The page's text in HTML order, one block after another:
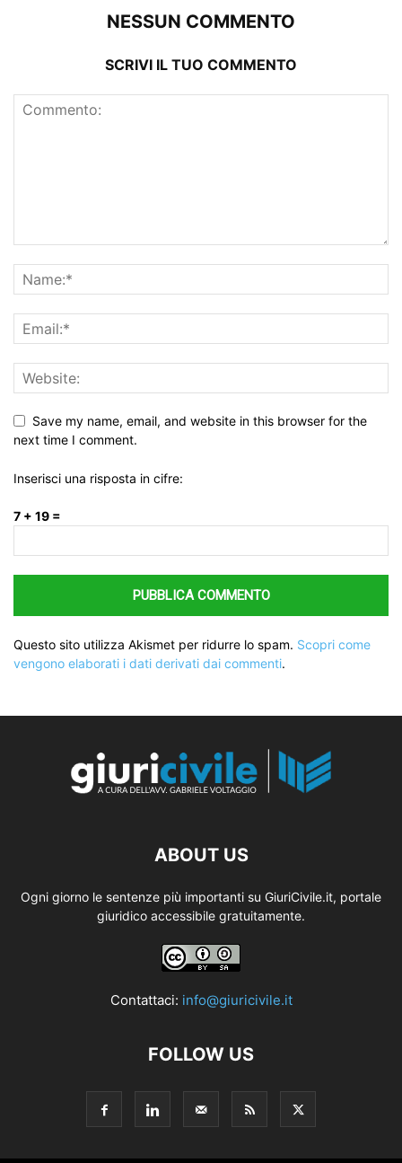
NESSUN COMMENTO
SCRIVI IL TUO COMMENTO
Save my name, email, and website in this browser for the
next time I comment.
Inserisci una risposta in cifre:
7 + 19 =
Questo sito utilizza Akismet per ridurre lo spam. Scopri come
vengono elaborati i dati derivati dai commenti.
ABOUT US
Ogni giorno le sentenze più importanti su GiuriCivile.it, portale
giuridico accessibile gratuitamente.
Contattaci: info@giuricivile.it
FOLLOW US